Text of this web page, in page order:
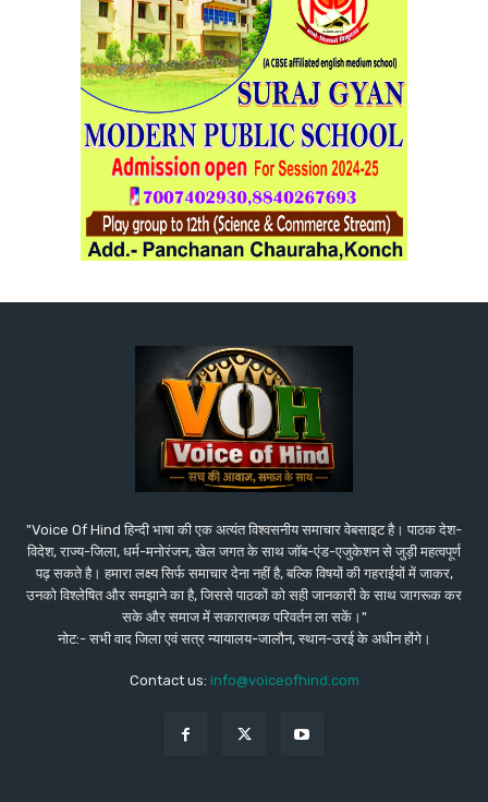
"Voice Of Hind हिन्दी भाषा की एक अत्यंत विश्वसनीय समाचार वेबसाइट है। पाठक देश-
विदेश, राज्य-जिला, धर्म-मनोरंजन, खेल जगत के साथ जॉब-एंड-एजुकेशन से जुड़ी महत्वपूर्ण
पढ़ सकते है। हमारा लक्ष्य सिर्फ समाचार देना नहीं है, बल्कि विषयों की गहराईयों में जाकर,
उनको विश्लेषित और समझाने का है, जिससे पाठकों को सही जानकारी के साथ जागरूक कर
सके और समाज में सकारात्मक परिवर्तन ला सकें।"
नोट:- सभी वाद जिला एवं सत्र न्यायालय-जालौन, स्थान-उरई के अधीन होंगे।
Contact us: info@voiceofhind.com